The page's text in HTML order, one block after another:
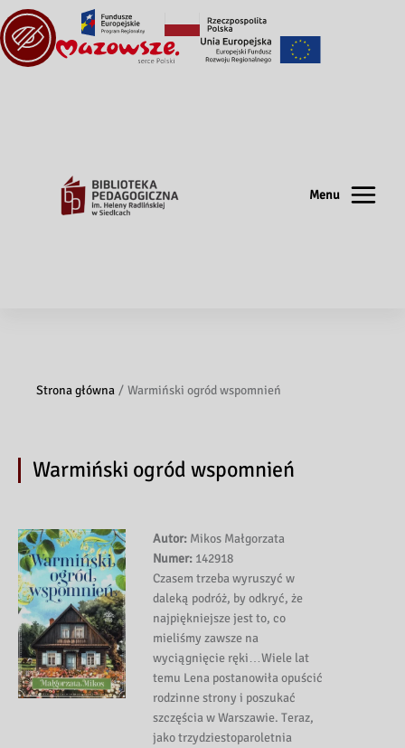
Menu
Strona główna Warmiński ogród wspomnień
Warmiński ogród wspomnień
Autor: Mikos Małgorzata
Numer: 142918
Czasem trzeba wyruszyć w
daleką podróż, by odkryć, że
najpiękniejsze jest to, co
mieliśmy zawsze na
wyciągnięcie ręki…Wiele lat
temu Lena postanowiła opuścić
rodzinne strony i poszukać
szczęścia w Warszawie. Teraz,
jako trzydziestoparoletnia